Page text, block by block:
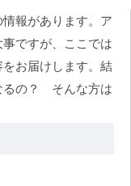
報があります。ア
ですが、ここでは
お届けします。結
るの？ そんな方は